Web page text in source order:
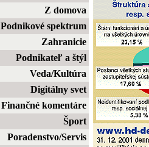
Z domova
Podnikové spektrum
Zahranicie
Podnikateľ a štýl
Veda/Kultúra
Digitálny svet
Finančné komentáre
Šport
Poradenstvo/Servis